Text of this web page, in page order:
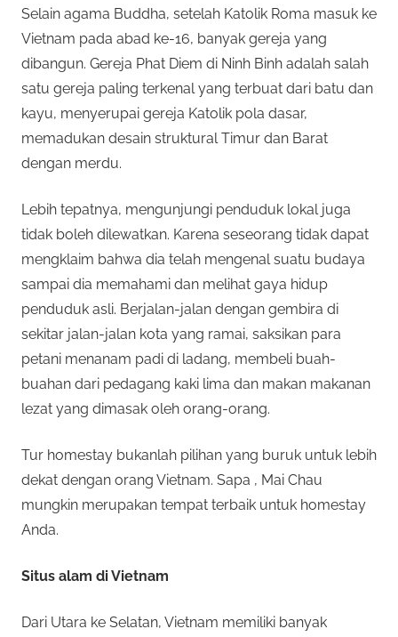
Selain agama Buddha, setelah Katolik Roma masuk ke
Vietnam pada abad ke-16, banyak gereja yang
dibangun. Gereja Phat Diem di Ninh Binh adalah salah
satu gereja paling terkenal yang terbuat dari batu dan
kayu, menyerupai gereja Katolik pola dasar,
memadukan desain struktural Timur dan Barat
dengan merdu.
Lebih tepatnya, mengunjungi penduduk lokal juga
tidak boleh dilewatkan. Karena seseorang tidak dapat
mengklaim bahwa dia telah mengenal suatu budaya
sampai dia memahami dan melihat gaya hidup
penduduk asli. Berjalan-jalan dengan gembira di
sekitar jalan-jalan kota yang ramai, saksikan para
petani menanam padi di ladang, membeli buah-
buahan dari pedagang kaki lima dan makan makanan
lezat yang dimasak oleh orang-orang.
Tur homestay bukanlah pilihan yang buruk untuk lebih
dekat dengan orang Vietnam. Sapa , Mai Chau
mungkin merupakan tempat terbaik untuk homestay
Anda.
Situs alam di Vietnam
Dari Utara ke Selatan, Vietnam memiliki banyak